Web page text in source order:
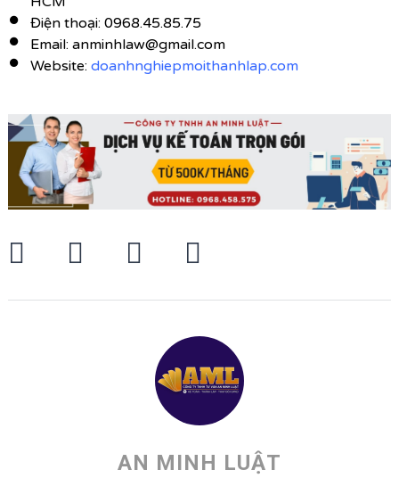
Điện thoại: 0968.45.85.75
Email: anminhlaw@gmail.com
Website: doanhnghiepmoithanhlap.com
AN MINH LUẬT